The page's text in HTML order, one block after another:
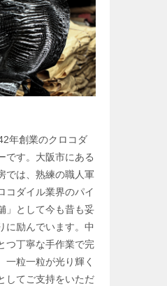
年創業のクロコダ
です。大阪市にある
では、熟練の職人軍
コダイル業界のパイ
」として今も昔も妥
に励んでいます。中
つ丁寧な手作業で完
一粒一粒が光り輝く
してご支持をいただ